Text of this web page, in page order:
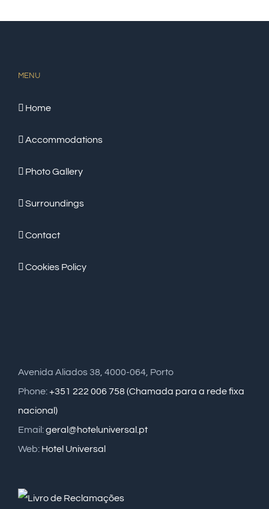
MENU
Home
Accommodations
Photo Gallery
Surroundings
Contact
Cookies Policy
Avenida Aliados 38, 4000-064, Porto
Phone:+351 222 006 758 (Chamada para a rede fixa
nacional)
Email:geral@hoteluniversal.pt
Web: Hotel Universal